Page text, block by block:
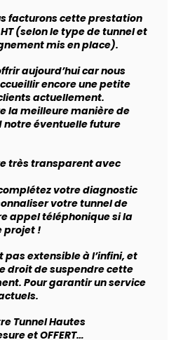
facturons cette prestation
(selon le type de tunnel et
mis en place).
aujourd’hui car nous
encore une petite
actuellement.
la meilleure manière de
éventuelle future
très transparent avec
votre diagnostic
votre tunnel de
appel téléphonique si la
projet !
pas extensible à l’infini, et
droit de suspendre cette
Pour garantir un service
Tunnel Hautes
et OFFERT…